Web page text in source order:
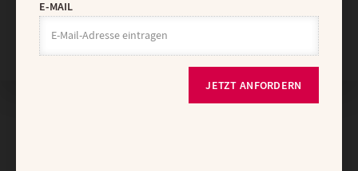
Nach oben
E-MAIL
JETZT ANFORDERN